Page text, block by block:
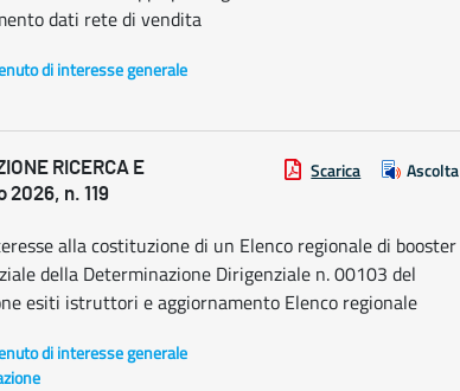
dati rete di vendita
di interesse generale
RICERCA E
2026, n. 119
Scarica Ascolta
alla costituzione di un Elenco regionale di booster
della Determinazione Dirigenziale n. 00103 del
esiti istruttori e aggiornamento Elenco regionale
di interesse generale